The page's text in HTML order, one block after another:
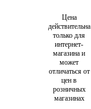
Цена
действительна
только для
интернет-
магазина и
может
отличаться от
цен в
розничных
магазинах